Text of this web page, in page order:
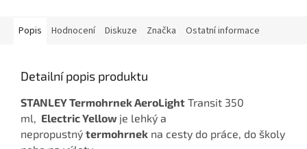
Popis Hodnocení Diskuze Značka Ostatní informace
Detailní popis produktu
STANLEY Termohrnek AeroLight Transit 350
ml,
Electric Yellow je lehký a
nepropustný termohrnek na cesty do práce, do školy